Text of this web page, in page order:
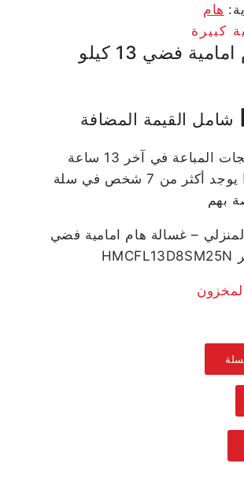
هام
كبيرة
غسالة هام امامية فضي 13 كيلو
شامل القيمة المضافة
البيع سريع! يوجد أكثر من 7 شخص في سلة
بهم
– غسالة هام امامية فضي